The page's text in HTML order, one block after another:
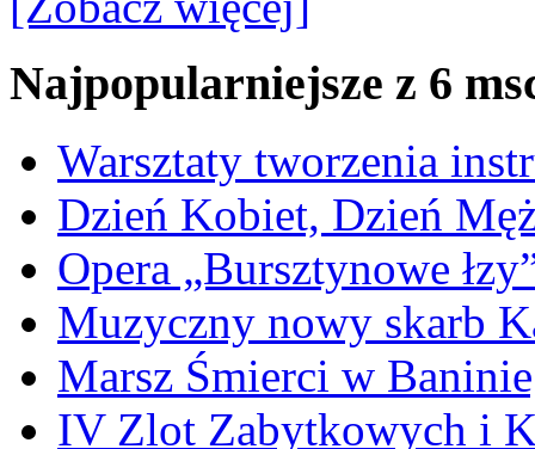
Najpopularniejsze z 6
Warsztaty tworzenia
Dzień Kobiet, Dzień
Opera „Bursztynowe
Muzyczny nowy skarb
Marsz Śmierci w
IV Zlot Zabytkowych i